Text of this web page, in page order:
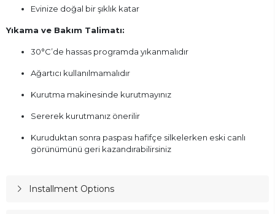
Evinize doğal bir şıklık katar
Yıkama ve Bakım Talimatı:
30°C’de hassas programda yıkanmalıdır
Ağartıcı kullanılmamalıdır
Kurutma makinesinde kurutmayınız
Sererek kurutmanız önerilir
Kuruduktan sonra paspası hafifçe silkelerken eski canlı
görünümünü geri kazandırabilirsiniz
Installment Options